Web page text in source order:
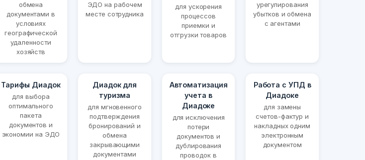
обмена
документами в
условиях
географической
удаленности
хозяйств
ЭДО на рабочем
месте сотрудника
для ускорения
процессов
приемки и
отгрузки товаров
урегулирования
убытков и обмена
с агентами
Тарифы Диадок
для выбора
оптимального
пакета
документов и
экономии на ЭДО
Диадок для
туризма
для мгновенного
подтверждения
бронирований и
обмена
закрывающими
документами
Автоматизация
учета в
Диадоке
для исключения
потери
документов и
дублирования
проводок в
Работа с УПД в
Диадоке
для замены
счетов-фактур и
накладных одним
электронным
документом